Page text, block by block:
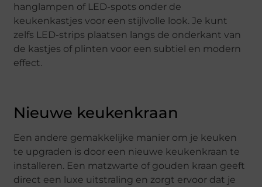
hanglampen of LED-spots onder de
keukenkastjes voor een stijlvolle look. Je kunt
zelfs LED-strips plaatsen langs de onderkant van
de kastjes of plinten voor een subtiel en modern
effect.
Nieuwe keukenkraan
Een andere gemakkelijke manier om je keuken
te upgraden is door een nieuwe keukenkraan te
installeren. Een matzwarte of gouden kraan geeft
direct een luxe uitstraling en zorgt ervoor dat je